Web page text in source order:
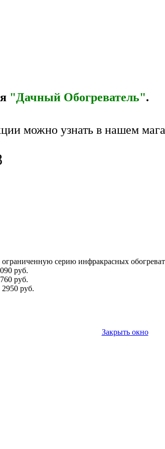
"Дачный Обогреватель".
можно узнать в нашем
серию инфракрасных
руб.
руб.
руб.
Закрыть окно